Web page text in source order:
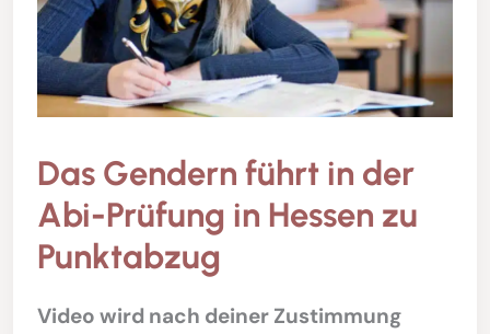
Das Gendern führt in der
Abi-Prüfung in Hessen zu
Punktabzug
Video wird nach deiner Zustimmung